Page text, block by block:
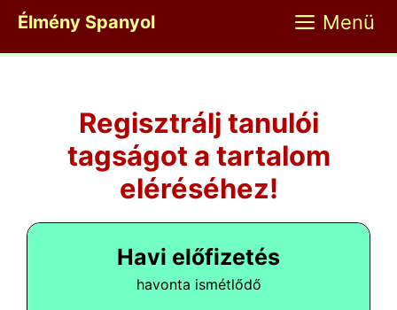
Kilépés
tartalomba
Élmény Spanyol Menü
Regisztrálj tanulói
tagságot a tartalom
eléréséhez!
Havi előfizetés
havonta ismétlődő